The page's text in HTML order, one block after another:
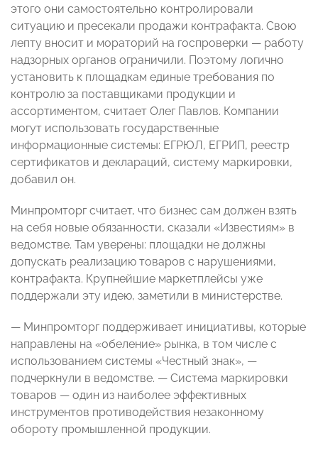
этого они самостоятельно контролировали
ситуацию и пресекали продажи контрафакта. Свою
лепту вносит и мораторий на госпроверки — работу
надзорных органов ограничили. Поэтому логично
установить к площадкам единые требования по
контролю за поставщиками продукции и
ассортиментом, считает Олег Павлов. Компании
могут использовать государственные
информационные системы: ЕГРЮЛ, ЕГРИП, реестр
сертификатов и деклараций, систему маркировки,
добавил он.
Минпромторг считает, что бизнес сам должен взять
на себя новые обязанности, сказали «Известиям» в
ведомстве. Там уверены: площадки не должны
допускать реализацию товаров с нарушениями,
контрафакта. Крупнейшие маркетплейсы уже
поддержали эту идею, заметили в министерстве.
— Минпромторг поддерживает инициативы, которые
направлены на «обеление» рынка, в том числе с
использованием системы «Честный знак», —
подчеркнули в ведомстве. — Система маркировки
товаров — один из наиболее эффективных
инструментов противодействия незаконному
обороту промышленной продукции.